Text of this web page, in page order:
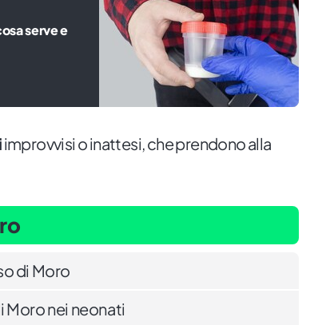
serve e
improvvisi o inattesi, che prendono alla
di Moro
Moro nei neonati